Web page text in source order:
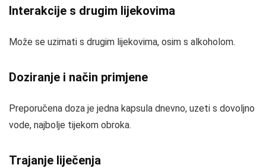
Interakcije s drugim lijekovima
Može se uzimati s drugim lijekovima, osim s alkoholom.
Doziranje i način primjene
Preporučena doza je jedna kapsula dnevno, uzeti s dovoljno
vode, najbolje tijekom obroka.
Trajanje liječenja